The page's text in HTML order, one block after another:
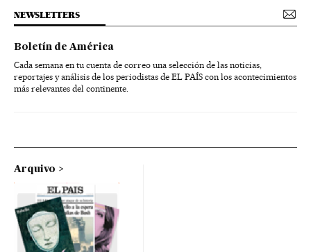
NEWSLETTERS
Boletín de América
Cada semana en tu cuenta de correo una selección de las noticias,
reportajes y análisis de los periodistas de EL PAÍS con los acontecimientos
más relevantes del continente.
Arquivo